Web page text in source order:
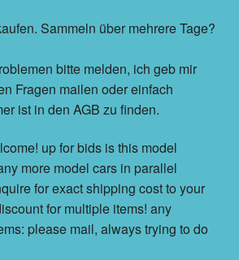
Sammeln über mehrere Tage?
bitte melden, ich geb mir
Fragen mailen oder einfach
ist in den AGB zu finden.
up for bids is this model
more model cars in parallel
for exact shipping cost to your
for multiple items! any
please mail, always trying to do